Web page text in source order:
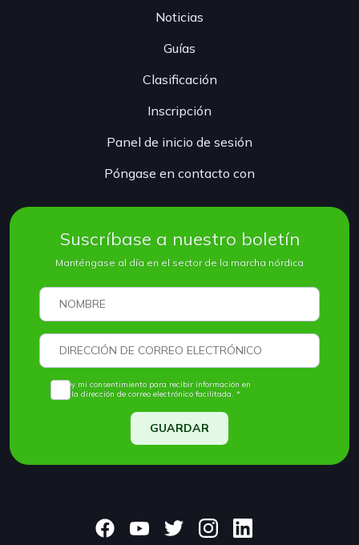
Noticias
Guías
Clasificación
Inscripción
Panel de inicio de sesión
Póngase en contacto con
Suscríbase a nuestro boletín
Manténgase al día en el sector de la marcha nórdica
Doy mi consentimiento para recibir información en
la dirección de correo electrónico facilitada. *
GUARDAR